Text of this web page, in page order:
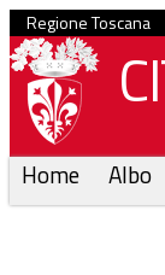
Regione Toscana
Home Albo